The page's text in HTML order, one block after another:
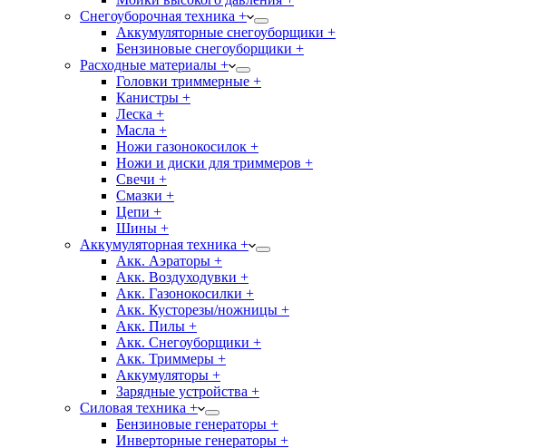
Снегоуборочная техника +
Аккумуляторные снегоуборщики +
Бензиновые снегоуборщики +
Расходные материалы +
Головки триммерные +
Канистры +
Леска +
Масла +
Ножи газонокосилок +
Ножи и диски для триммеров +
Свечи +
Смазки +
Цепи +
Шины +
Аккумуляторная техника +
Акк. Аэраторы +
Акк. Воздуходувки +
Акк. Газонокосилки +
Акк. Кусторезы/ножницы +
Акк. Пилы +
Акк. Снегоуборщики +
Акк. Триммеры +
Аккумуляторы +
Зарядные устройства +
Силовая техника +
Бензиновые генераторы +
Инверторные генераторы +